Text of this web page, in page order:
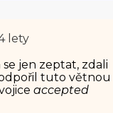
lety
jen zeptat, zdali
tuto větnou
accepted